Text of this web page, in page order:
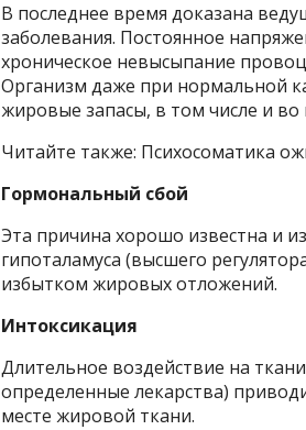
В последнее время доказана
заболевания. Постоянное
хроническое невысыпание
Организм даже при нормальной
жировые запасы, в том числе и во
Читайте также: Психосоматика
Гормональный сбой
Эта причина хорошо известна и
гипоталамуса (высшего
избытком жировых отложений.
Интоксикация
Длительное воздействие на
определенные лекарства)
месте жировой ткани.